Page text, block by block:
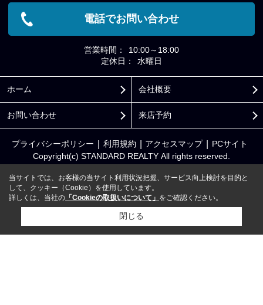
電話でお問い合わせ
営業時間：
10:00～18:00
定休日：
水曜日
ホーム 会社概要
お問い合わせ 来店予約
プライバシーポリシー 利用規約 アクセスマップ PCサイト
Copyright(c) STANDARD REALTY All rights reserved.
当サイトでは、お客様の当サイト利用状況把握、サービス向上検討を目的と
して、クッキー（Cookie）を使用しています。
詳しくは、当社の 「Cookieの取扱いについて」 をご確認ください。
閉じる